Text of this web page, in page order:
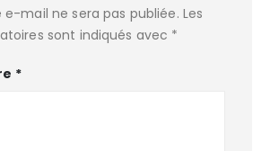
e-mail ne sera pas publiée. Les
sont indiqués avec *
*